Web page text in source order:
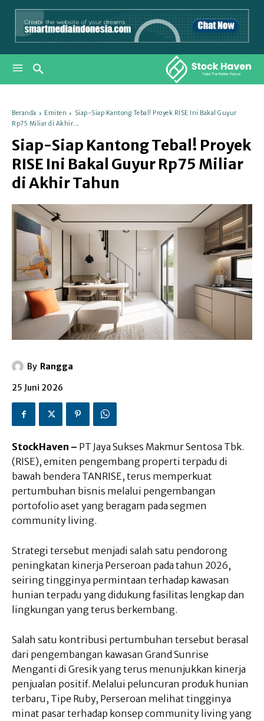
Beranda Emiten
Siap-Siap Kantong Tebal! Proyek RISE Ini Bakal Guyur
Rp75 Miliar di Akhir...
Siap-Siap Kantong Tebal! Proyek
RISE Ini Bakal Guyur Rp75 Miliar
di Akhir Tahun
By Rangga
25 Juni 2026
StockHaven – PT Jaya Sukses Makmur Sentosa Tbk.
(RISE), emiten pengembang properti terpadu di
bawah bendera TANRISE, terus memperkuat
pertumbuhan bisnis melalui pengembangan
portofolio aset yang beragam pada segmen
community living.
Strategi tersebut menjadi salah satu pendorong
peningkatan kinerja Perseroan pada tahun 2026,
seiring tingginya permintaan terhadap kawasan
hunian terpadu yang didukung fasilitas lengkap dan
lingkungan yang terus berkembang.
Salah satu kontribusi pertumbuhan tersebut berasal
dari pengembangan kawasan Grand Sunrise
Menganti di Gresik yang terus menunjukkan kinerja
penjualan positif. Melalui peluncuran produk hunian
terbaru, Tipe Ruby, Perseroan melihat tingginya
minat pasar terhadap konsep community living yang